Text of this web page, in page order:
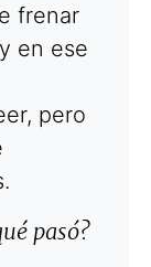
frenar
en ese
pero
pasó?